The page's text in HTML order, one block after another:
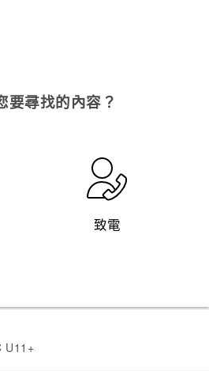
要尋找的內容？
致電
U11+‎